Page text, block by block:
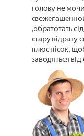
голову не
,обратотать
стару відразу
плюс пісок,
заводяться